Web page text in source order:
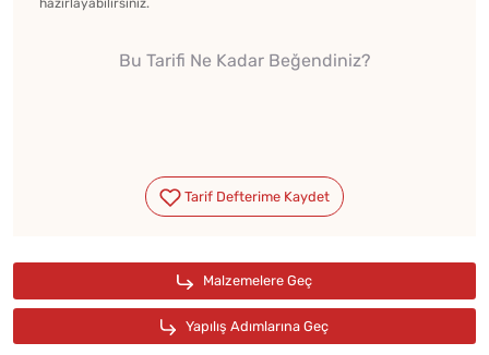
hazırlayabilirsiniz.
Bu Tarifi Ne Kadar Beğendiniz?